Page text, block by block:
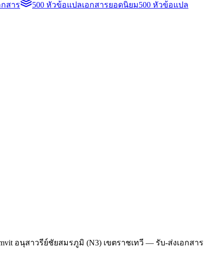
สาร 500 หัวข้อแปลเอกสารยอดนิยม500 หัวข้อแปล
อนุสาวรีย์ชัยสมรภูมิ (N3) เขตราชเทวี — รับ-ส่งเอกสาร